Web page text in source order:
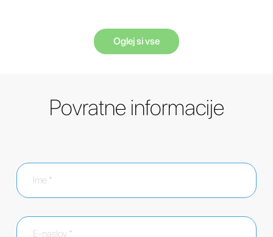
Oglej si vse
Povratne informacije